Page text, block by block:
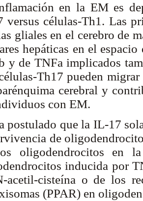
en la EM es
versus células-Th1. Las
gliales en el cerebro de
hepáticas en el
y de TNFa implicados
Th17 pueden
cerebral y
con EM.
postulado que la IL-17
de
oligodendrocitos en
inducida por
acetil-cisteína o de los
(PPAR) en